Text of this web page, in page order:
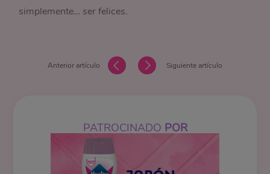
simplemente… ser felices.
Anterior artículo Siguiente artículo
PATROCINADO POR